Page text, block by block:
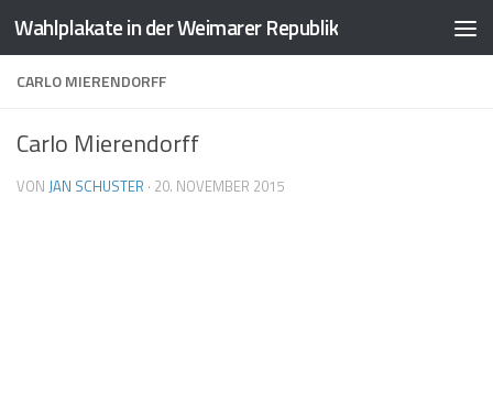
Zum Inhalt springen
Wahlplakate in der Weimarer Republik
CARLO MIERENDORFF
Carlo Mierendorff
VON JAN SCHUSTER · 20. NOVEMBER 2015